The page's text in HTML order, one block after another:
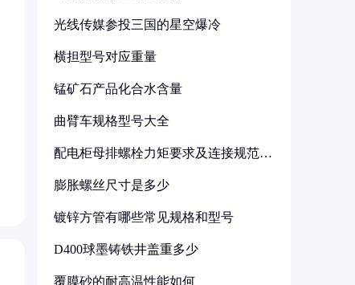
光线传媒参投三国的星空爆冷
横担型号对应重量
锰矿石产品化合水含量
曲臂车规格型号大全
配电柜母排螺栓力矩要求及连接规范详
膨胀螺丝尺寸是多少
镀锌方管有哪些常见规格和型号
D400球墨铸铁井盖重多少
覆膜砂的耐高温性能如何